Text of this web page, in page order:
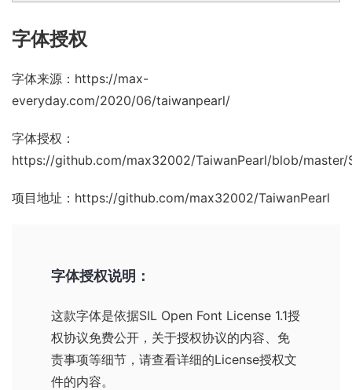
字体授权
字体来源： https://max-
everyday.com/2020/06/taiwanpearl/
字体授权：
https://github.com/max32002/TaiwanPearl/blob/master/
项目地址： https://github.com/max32002/TaiwanPearl
字体授权说明：
这款字体是依据SIL Open Font License 1.1授
权协议免费公开，关于授权协议的内容、免
责事项等细节，请查看详细的License授权文
件的内容。